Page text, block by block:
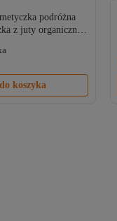
podróżna
z juty organicznej
przegrodami
koszyka